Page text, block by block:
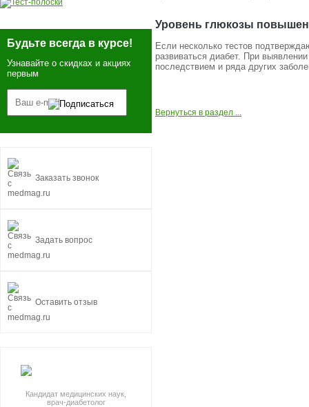
Будьте всегда в курсе!
Узнавайте о скидках и акциях
первым
Заказать звонок
Задать вопрос
Оставить отзыв
Кандидат медицинских наук,
врач-диабетолог
Уровень глюкозы повышен
Если несколько тестов
развиваться диабет. При
последствием и ряда других
Вернуться в раздел ...